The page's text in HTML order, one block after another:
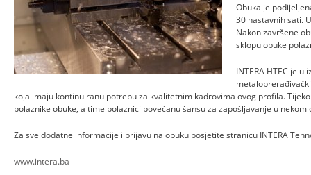
Obuka je
30 nastavnih sati.
Nakon završene
sklopu obuke
INTERA HTEC je
koja imaju kontinuiranu potrebu za kvalitetnim kadrovima ovog profila.
polaznike obuke, a time polaznici povećanu šansu za zapošljavanje u nekom
Za sve dodatne informacije i prijavu na obuku posjetite stranicu INTERA
www.intera.ba